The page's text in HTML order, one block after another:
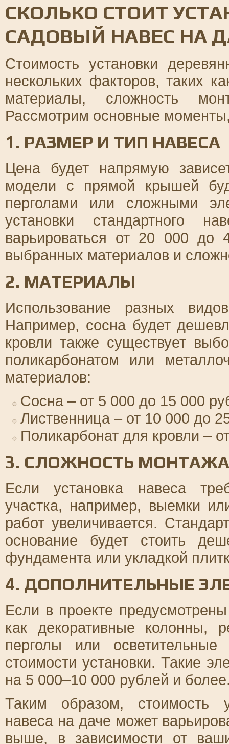
СКОЛЬКО СТОИТ
САДОВЫЙ НАВЕС НА
Стоимость установки
нескольких факторов, таких
материалы, сложность
Рассмотрим основные
1. РАЗМЕР И ТИП НАВЕСА
Цена будет напрямую
модели с прямой крышей
перголами или сложными
установки стандартного
варьироваться от 20 000 до
выбранных материалов и
2. МАТЕРИАЛЫ
Использование разных
Например, сосна будет
кровли также существует
поликарбонатом или
материалов:
Сосна – от 5 000 до 15 000
Лиственница – от 10 000 до
Поликарбонат для кровли –
3. СЛОЖНОСТЬ МОНТАЖА
Если установка навеса
участка, например, выемки
работ увеличивается.
основание будет стоить
фундамента или укладкой
4. ДОПОЛНИТЕЛЬНЫЕ
Если в проекте
как декоративные колонны,
перголы или
стоимости установки. Такие
на 5 000–10 000 рублей и
Таким образом, стоимость
навеса на даче может
выше, в зависимости от